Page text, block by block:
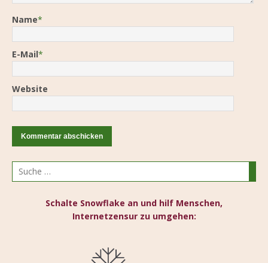
Name*
E-Mail*
Website
Schalte Snowflake an und hilf Menschen,
Internetzensur zu umgehen: